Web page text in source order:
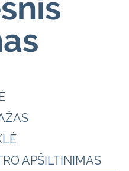
APŠILTINIMAS